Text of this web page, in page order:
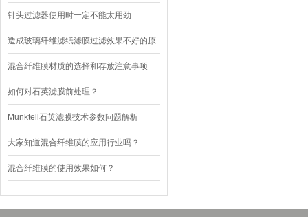
结果更加稳定可靠
针头过滤器使用时一定不能太用劲
造成玻璃纤维滤纸滤膜过滤效果不好的原
因
混合纤维膜材质的选择和存放注意事项
如何对石英滤膜前处理？
Munktell石英滤膜技术参数问题解析
大家知道混合纤维膜的应用行业吗？
混合纤维膜的使用效果如何？